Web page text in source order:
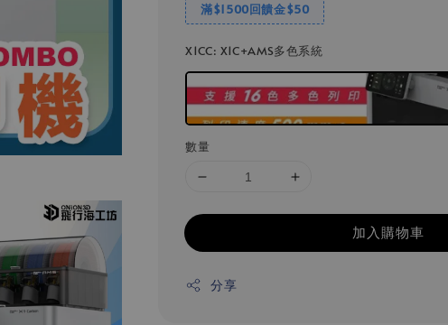
滿$1500回饋金$50
X1CC: X1C+AMS多色系統
數量
加入購物車
分享